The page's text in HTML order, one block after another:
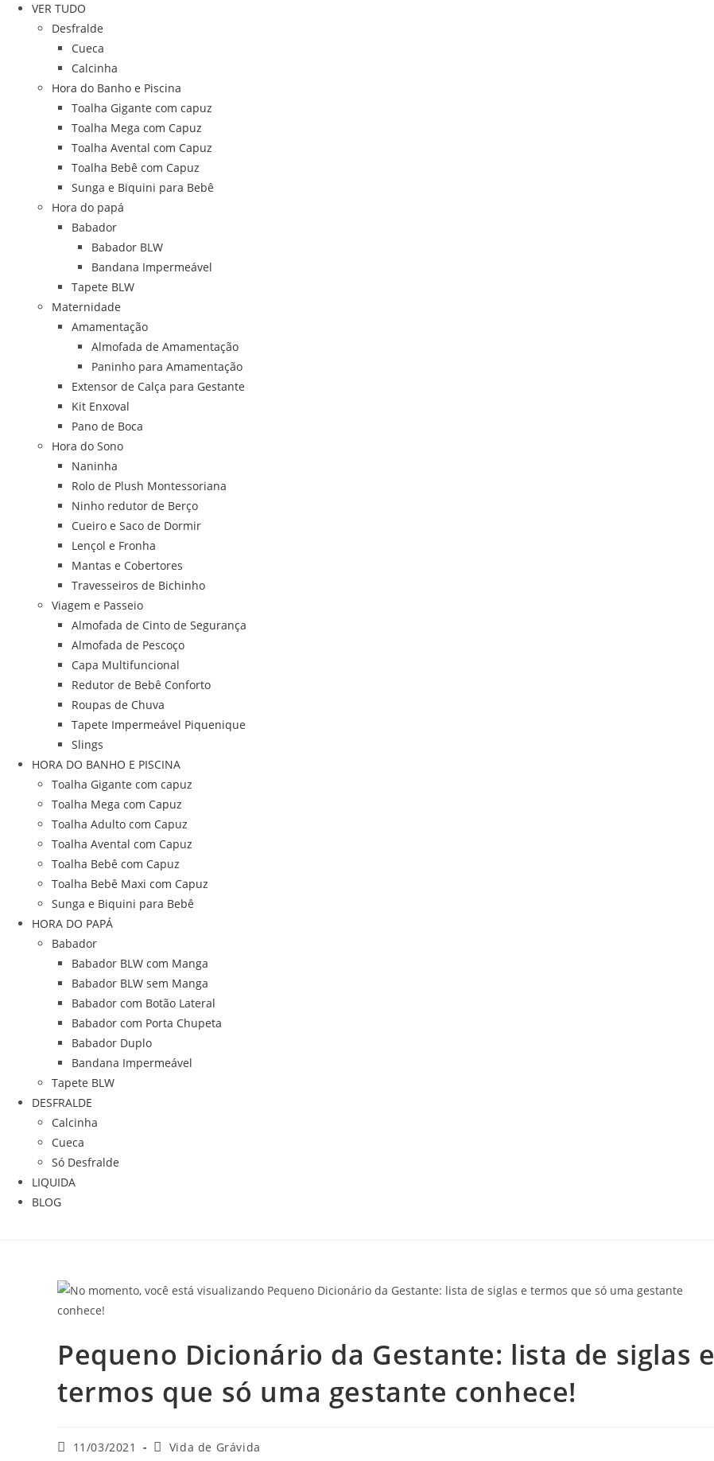
VER TUDO
Desfralde
Cueca
Calcinha
Hora do Banho e Piscina
Toalha Gigante com capuz
Toalha Mega com Capuz
Toalha Avental com Capuz
Toalha Bebê com Capuz
Sunga e Biquini para Bebê
Hora do papá
Babador
Babador BLW
Bandana Impermeável
Tapete BLW
Maternidade
Amamentação
Almofada de Amamentação
Paninho para Amamentação
Extensor de Calça para Gestante
Kit Enxoval
Pano de Boca
Hora do Sono
Naninha
Rolo de Plush Montessoriana
Ninho redutor de Berço
Cueiro e Saco de Dormir
Lençol e Fronha
Mantas e Cobertores
Travesseiros de Bichinho
Viagem e Passeio
Almofada de Cinto de Segurança
Almofada de Pescoço
Capa Multifuncional
Redutor de Bebê Conforto
Roupas de Chuva
Tapete Impermeável Piquenique
Slings
HORA DO BANHO E PISCINA
Toalha Gigante com capuz
Toalha Mega com Capuz
Toalha Adulto com Capuz
Toalha Avental com Capuz
Toalha Bebê com Capuz
Toalha Bebê Maxi com Capuz
Sunga e Biquini para Bebê
HORA DO PAPÁ
Babador
Babador BLW com Manga
Babador BLW sem Manga
Babador com Botão Lateral
Babador com Porta Chupeta
Babador Duplo
Bandana Impermeável
Tapete BLW
DESFRALDE
Calcinha
Cueca
Só Desfralde
LIQUIDA
BLOG
Pequeno Dicionário da Gestante: lista de siglas e
termos que só uma gestante conhece!
11/03/2021 Vida de Grávida